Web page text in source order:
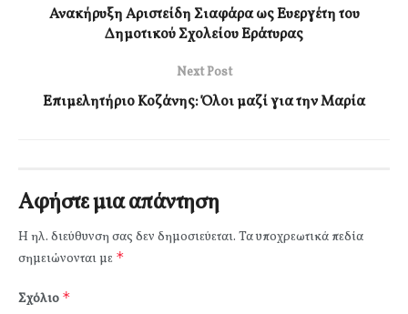
Ανακήρυξη Αριστείδη Σιαφάρα ως Ευεργέτη του
Δημοτικού Σχολείου Εράτυρας
Next Post
Επιμελητήριο Κοζάνης: Όλοι μαζί για την Μαρία
Αφήστε μια απάντηση
Η ηλ. διεύθυνση σας δεν δημοσιεύεται. Τα υποχρεωτικά πεδία
σημειώνονται με *
Σχόλιο *